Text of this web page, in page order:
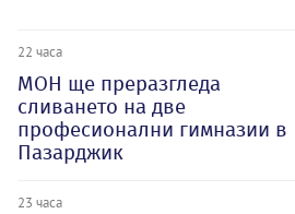
22 часа
МОН ще преразгледа
сливането на две
професионални гимназии в
Пазарджик
23 часа